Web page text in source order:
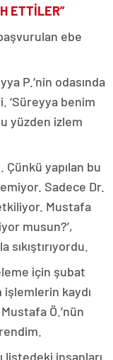
ETTİLER”
ebe
P.’nin odasında
‘Süreyya benim
yüzden izlem
yapılan bu
Sadece Dr.
Mustafa
musun?’,
için şubat
işlemlerin kaydı
Ö.’nün
listedeki insanları